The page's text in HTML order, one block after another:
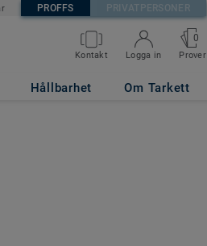
PROFFS PRIVATPERSONER
Kontakt Logga in
0
Prover
Hållbarhet Om Tarkett